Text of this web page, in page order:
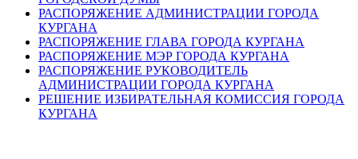
РАСПОРЯЖЕНИЕ АДМИНИСТРАЦИИ ГОРОДА
КУРГАНА
РАСПОРЯЖЕНИЕ ГЛАВА ГОРОДА КУРГАНА
РАСПОРЯЖЕНИЕ МЭР ГОРОДА КУРГАНА
РАСПОРЯЖЕНИЕ РУКОВОДИТЕЛЬ
АДМИНИСТРАЦИИ ГОРОДА КУРГАНА
РЕШЕНИЕ ИЗБИРАТЕЛЬНАЯ КОМИССИЯ ГОРОДА
КУРГАНА